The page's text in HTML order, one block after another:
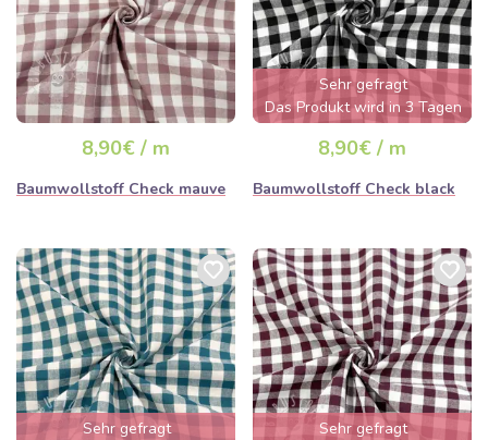
8,90€ / m
Baumwollstoff Check mauve
Sehr gefragt
Das Produkt wird in 3 Tagen
ausverkauft sein
8,90€ / m
Baumwollstoff Check black
Sehr gefragt
Sehr gefragt